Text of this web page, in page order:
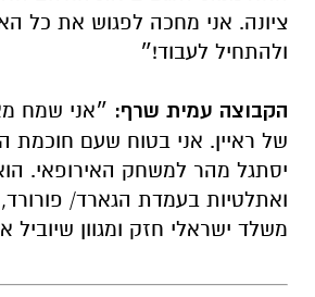
ציונה. אני מחכה לפגוש את כל
ולהתחיל לעבוד!״
הקבוצה עמית שרף: ״אני שמח
של ראיין. אני בטוח שעם חוכמת
יסתגל מהר למשחק האירופאי. הוא
ואתלטיות בעמדת הגארד/
משלד ישראלי חזק ומגוון שיוביל